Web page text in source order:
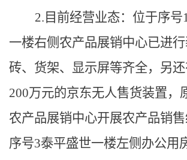
2.目前经营业态： 位于序号
一楼右侧农产品展销中心已进
砖、货架、显示屏等齐全，另
200万元的京东无人售货装置，
农产品展销中心开展农产品销
序号3泰平盛世一楼左侧办公用